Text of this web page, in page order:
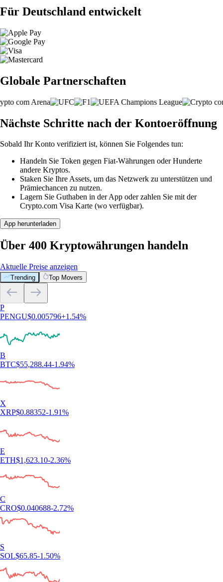
Für Deutschland entwickelt
Globale Partnerschaften
Nächste Schritte nach der Kontoeröffnung
Sobald Ihr Konto verifiziert ist, können Sie Folgendes tun:
Handeln Sie Token gegen Fiat-Währungen oder Hunderte
andere Kryptos.
Staken Sie Ihre Assets, um das Netzwerk zu unterstützen und
Prämiechancen zu nutzen.
Lagern Sie Guthaben in der App oder zahlen Sie mit der
Crypto.com Visa Karte (wo verfügbar).
App herunterladen
Über 400 Kryptowährungen handeln
Aktuelle Preise anzeigen
Trending Top Movers
P
PENGU$0.005796+1.54%
B
BTC$55,288.44-1.94%
X
XRP$0.88352-1.91%
E
ETH$1,623.10-2.36%
C
CRO$0.040688-2.72%
S
SOL$65.85-1.50%